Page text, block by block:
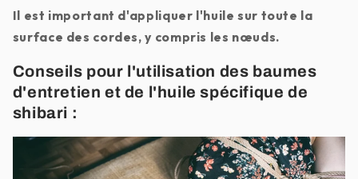
Il est important d'appliquer l'huile sur toute la
surface des cordes, y compris les nœuds.
Conseils pour l'utilisation des baumes
d'entretien et de l'huile spécifique de
shibari :